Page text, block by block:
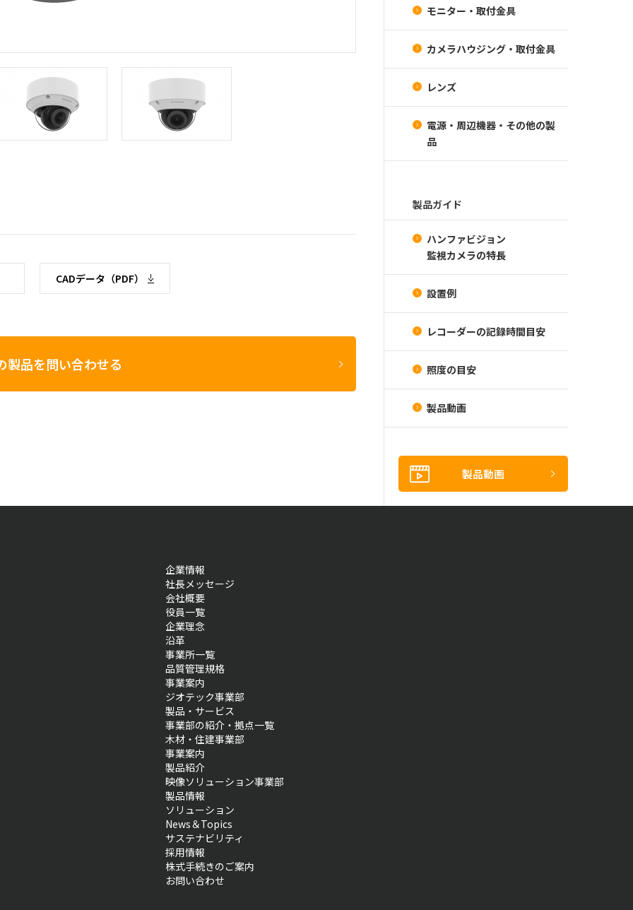
CADデータ（PDF）
製品を問い合わせる
モニター・取付金具
カメラハウジング・取付金具
レンズ
電源・周辺機器・その他の製
品
製品ガイド
ハンファビジョン
監視カメラの特長
設置例
レコーダーの記録時間目安
照度の目安
製品動画
製品動画
企業情報
社長メッセージ
会社概要
役員一覧
企業理念
沿革
事業所一覧
品質管理規格
事業案内
ジオテック事業部
製品・サービス
事業部の紹介・拠点一覧
木材・住建事業部
事業案内
製品紹介
映像ソリューション事業部
製品情報
ソリューション
News＆Topics
サステナビリティ
採用情報
株式手続きのご案内
お問い合わせ